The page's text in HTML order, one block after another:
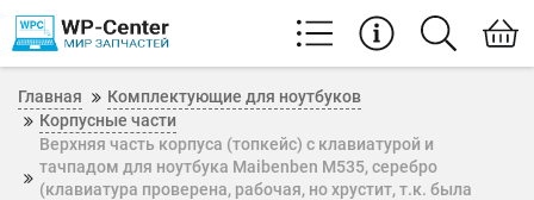
Главная
Комплектующие для ноутбуков
Корпусные части
Верхняя часть корпуса (топкейс) с клавиатурой и
тачпадом для ноутбука Maibenben M535, серебро
(клавиатура проверена, рабочая, но хрустит, т.к. была